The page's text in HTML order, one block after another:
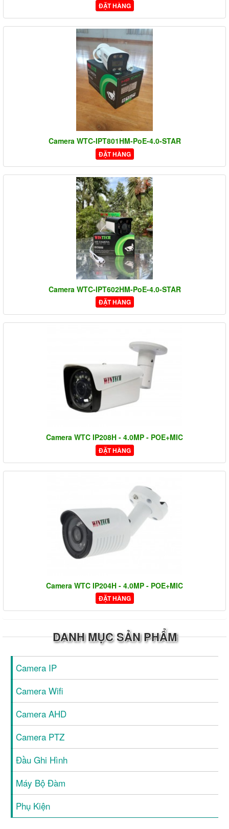
ĐẶT HÀNG
Camera WTC-IPT801HM-PoE-4.0-STAR
ĐẶT HÀNG
Camera WTC-IPT602HM-PoE-4.0-STAR
ĐẶT HÀNG
Camera WTC IP208H - 4.0MP - POE+MIC
ĐẶT HÀNG
Camera WTC IP204H - 4.0MP - POE+MIC
ĐẶT HÀNG
DANH MỤC SẢN PHẨM
Camera IP
Camera Wifi
Camera AHD
Camera PTZ
Đầu Ghi Hình
Máy Bộ Đàm
Phụ Kiện